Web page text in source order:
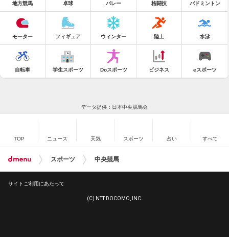
地方競馬 卓球 バレー 格闘技 バドミントン
モーター フィギュア ウィンター 陸上 水泳
自転車 学生スポーツ Doスポーツ ビジネス eスポーツ
データ提供：日本中央競馬会
TOP ニュース 天気 スポーツ 占い すべて
スポーツ 中央競馬
サイトご利用にあたって
(C) NTT DOCOMO, INC.